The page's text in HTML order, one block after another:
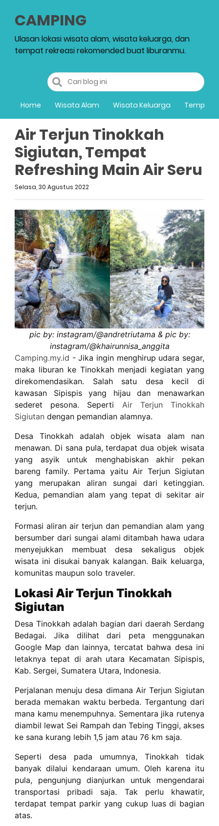
CAMPING
Ulasan lokasi wisata alam, wisata keluarga, dan
tempat rekreasi rekomended buat liburanmu.
Home Wisata Alam Wisata Keluarga Tempat
Air Terjun Tinokkah
Sigiutan, Tempat
Refreshing Main Air Seru
Selasa, 30 Agustus 2022
pic by: instagram/@andretriutama & pic by:
instagram/@khairunnisa_anggita
Camping.my.id - Jika ingin menghirup udara segar,
maka liburan ke Tinokkah menjadi kegiatan yang
direkomendasikan. Salah satu desa kecil di
kawasan Sipispis yang hijau dan menawarkan
sederet pesona. Seperti Air Terjun Tinokkah
Sigiutan dengan pemandian alamnya.
Desa Tinokkah adalah objek wisata alam nan
menawan. Di sana pula, terdapat dua objek wisata
yang asyik untuk menghabiskan akhir pekan
bareng family. Pertama yaitu Air Terjun Sigiutan
yang merupakan aliran sungai dari ketinggian.
Kedua, pemandian alam yang tepat di sekitar air
terjun.
Formasi aliran air terjun dan pemandian alam yang
bersumber dari sungai alami ditambah hawa udara
menyejukkan membuat desa sekaligus objek
wisata ini disukai banyak kalangan. Baik keluarga,
komunitas maupun solo traveler.
Lokasi Air Terjun Tinokkah
Sigiutan
Desa Tinokkah adalah bagian dari daerah Serdang
Bedagai. Jika dilihat dari peta menggunakan
Google Map dan lainnya, tercatat bahwa desa ini
letaknya tepat di arah utara Kecamatan Sipispis,
Kab. Sergei, Sumatera Utara, Indonesia.
Perjalanan menuju desa dimana Air Terjun Sigiutan
berada memakan waktu berbeda. Tergantung dari
mana kamu menempuhnya. Sementara jika rutenya
diambil lewat Sei Rampah dan Tebing Tinggi, akses
ke sana kurang lebih 1,5 jam atau 76 km saja.
Seperti desa pada umumnya, Tinokkah tidak
banyak dilalui kendaraan umum. Oleh karena itu
pula, pengunjung dianjurkan untuk mengendarai
transportasi pribadi saja. Tak perlu khawatir,
terdapat tempat parkir yang cukup luas di bagian
atas.